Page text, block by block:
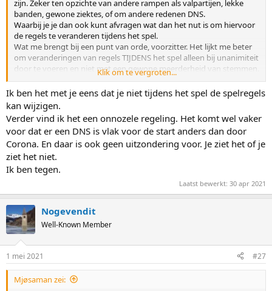
zijn. Zeker ten opzichte van andere rampen als valpartijen, lekke
banden, gewone ziektes, of om andere redenen DNS.
Waarbij je je dan ook kunt afvragen wat dan het nut is om hiervoor
de regels te veranderen tijdens het spel.
Wat me brengt bij een punt van orde, voorzitter. Het lijkt me beter
om veranderingen van regels TIJDENS het spel alleen bij unanimiteit
door te voeren en niet met een gewone meerderheid van stemmen.
Als is het maar om te voorkomen dat er (strategisch) allerlei
voorstellen tot verbetering worden gedaan, waarvoor wellicht een
meerderheid is te vinden, maar die het karakter van het spel geweld
aandoen. Ik zou de drempel daarvoor erg hoog willen hebben.
Die overweging zou voor mij een reden kunnen zijn om tegen dit
voorstel te stemmen. Ik zal het echter niet blokkeren als dat de
enige tegenstem zou zijn. Zoals gezegd, zal het in de praktijk vrijwel
niks uitmaken.
Klik om te vergroten...
Ik ben het met je eens dat je niet tijdens het spel de spelregels
kan wijzigen.
Verder vind ik het een onnozele regeling. Het komt wel vaker
voor dat er een DNS is vlak voor de start anders dan door
Corona. En daar is ook geen uitzondering voor. Je ziet het of je
ziet het niet.
Ik ben tegen.
Laatst bewerkt: 30 apr 2021
Nogevendit
Well-Known Member
1 mei 2021 #27
Mjøsaman zei: